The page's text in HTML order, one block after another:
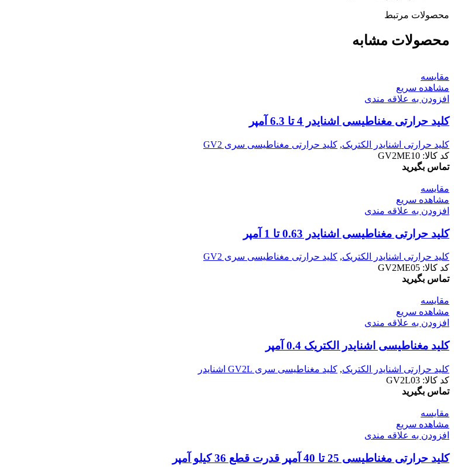
محصولات مرتبط
محصولات مشابه
مقایسه
مشاهده سریع
افزودن به علاقه مندی
کليد حرارتی مغناطیسی اشنایدر 4 تا 6.3 آمپر
کلید حرارتی اشنایدر الکتریک, کليد حرارتی مغناطيسی سری GV2
کد کالا: GV2ME10
تماس بگیرید
مقایسه
مشاهده سریع
افزودن به علاقه مندی
کليد حرارتی مغناطیسی اشنایدر 0.63 تا 1 آمپر
کلید حرارتی اشنایدر الکتریک, کليد حرارتی مغناطيسی سری GV2
کد کالا: GV2ME05
تماس بگیرید
مقایسه
مشاهده سریع
افزودن به علاقه مندی
کليد مغناطيسی اشنایدر الکتریک 0.4 آمپر
کلید حرارتی اشنایدر الکتریک, کليد مغناطيسی سری GV2L اشنایدر
کد کالا: GV2L03
تماس بگیرید
مقایسه
مشاهده سریع
افزودن به علاقه مندی
کليد حرارتی مغناطیسی 25 تا 40 آمپر قدرت قطع 36 کیلو آمپر